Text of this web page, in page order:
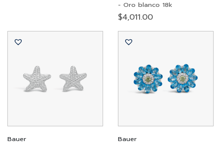
- Oro blanco 18k
$4,011.00
Bauer Bauer